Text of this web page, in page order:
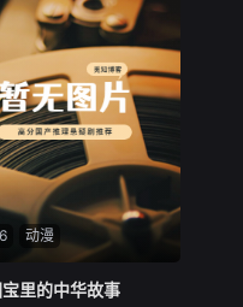
动漫
国宝里的中华故事
里的中华故事